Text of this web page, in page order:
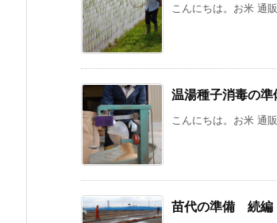
こんにちは。お米 通
温湯種子消毒の準
こんにちは。お米 通
苗代の準備 続編